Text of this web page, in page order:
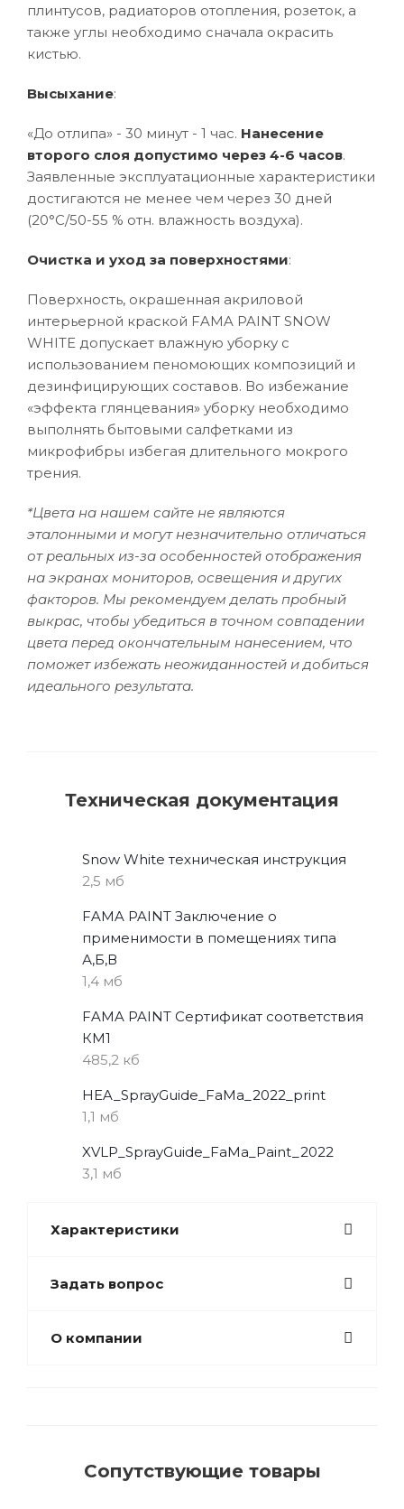
плинтусов, радиаторов отопления, розеток, а
также углы необходимо сначала окрасить
кистью.
Высыхание:
«До отлипа» - 30 минут - 1 час. Нанесение
второго слоя допустимо через 4-6 часов.
Заявленные эксплуатационные характеристики
достигаются не менее чем через 30 дней
(20°C/50-55 % отн. влажность воздуха).
Очистка и уход за поверхностями:
Поверхность, окрашенная акриловой
интерьерной краской FAMA PAINT SNOW
WHITE допускает влажную уборку с
использованием пеномоющих композиций и
дезинфицирующих составов. Во избежание
«эффекта глянцевания» уборку необходимо
выполнять бытовыми салфетками из
микрофибры избегая длительного мокрого
трения.
*Цвета на нашем сайте не являются
эталонными и могут незначительно отличаться
от реальных из-за особенностей отображения
на экранах мониторов, освещения и других
факторов. Мы рекомендуем делать пробный
выкрас, чтобы убедиться в точном совпадении
цвета перед окончательным нанесением, что
поможет избежать неожиданностей и добиться
идеального результата.
Техническая документация
Snow White техническая инструкция
2,5 мб
FAMA PAINT Заключение о
применимости в помещениях типа
А,Б,В
1,4 мб
FAMA PAINT Сертификат соответствия
КМ1
485,2 кб
HEA_SprayGuide_FaMa_2022_print
1,1 мб
XVLP_SprayGuide_FaMa_Paint_2022
3,1 мб
Характеристики
Задать вопрос
О компании
Сопутствующие товары